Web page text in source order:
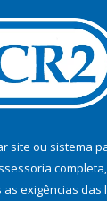
site ou sistema
exigências das